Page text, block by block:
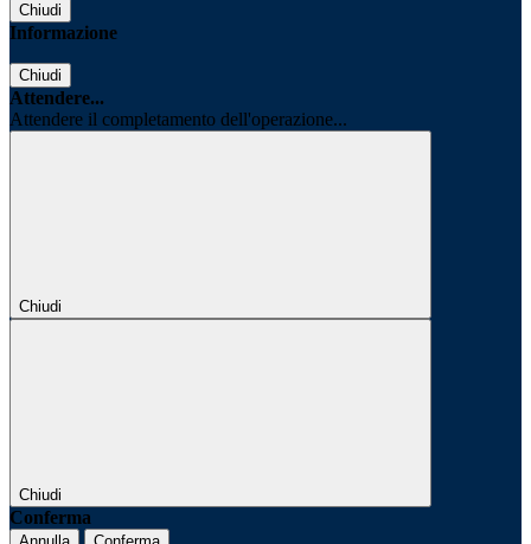
Chiudi
Informazione
Chiudi
Attendere...
Attendere il completamento dell'operazione...
Chiudi
Chiudi
Conferma